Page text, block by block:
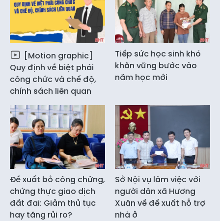
[Motion graphic]
Quy định về biệt phái
công chức và chế độ,
chính sách liên quan
Tiếp sức học sinh khó
khăn vững bước vào
năm học mới
Đề xuất bỏ công chứng,
chứng thực giao dịch
đất đai: Giảm thủ tục
hay tăng rủi ro?
Sở Nội vụ làm việc với
người dân xã Hương
Xuân về đề xuất hỗ trợ
nhà ở